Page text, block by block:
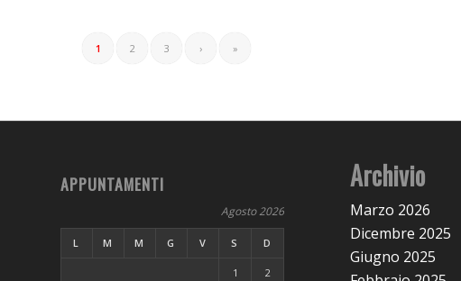
1 2 3 › »
APPUNTAMENTI
Agosto 2026
L M M G V S D
1 2
Archivio
Marzo 2026
Dicembre 2025
Giugno 2025